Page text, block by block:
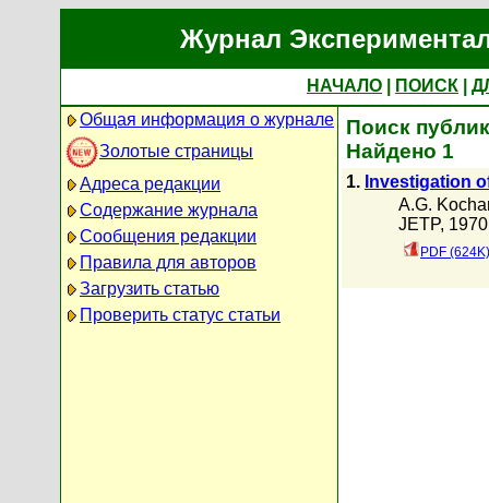
Журнал
НАЧАЛО ПОИСК
Общая информация о журнале
Золотые страницы
Адреса редакции
Содержание журнала
Сообщения редакции
Правила для авторов
Загрузить статью
Проверить статус статьи
Поиск
Найдено 1
1. Investigation
A.G.
JETP,
PDF (624K)